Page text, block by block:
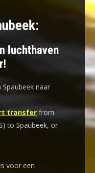
luchthaven
naar
transfer from
to Spaubeek, or
voor een